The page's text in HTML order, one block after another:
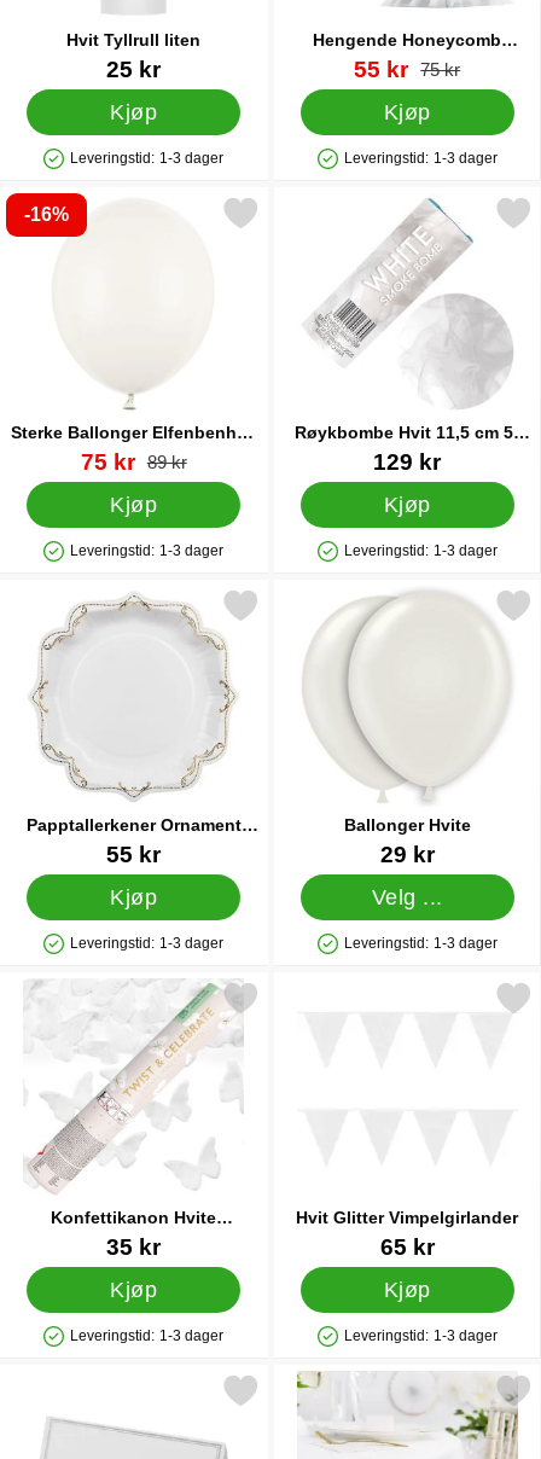
Hvit Tyllrull liten
Varenummer 28767
25 kr
Kjøp
Produkttilgjengelighet: På lager
Leveringstid: 1-3 dager
Hengende Honeycomb
Spøkelse 2-pakning
Varenummer 86900
ny pris
55 kr gammel pris
75 kr
Kjøp
Produkttilgjengelighet: På lager
Leveringstid: 1-3 dager
-16%
Sterke Ballonger Elfenbenhvit
Pastell 23 cm 100-pakning
Varenummer 87186
ny pris
75 kr gammel pris
89 kr
Kjøp
Produkttilgjengelighet: På lager
Leveringstid: 1-3 dager
Ballonger Elfenbenhvit Pastell 23 cm 100-pakning som
Røykbombe Hvit 11,5 cm 5-
pakning
Varenummer 91418
129 kr
Kjøp
Produkttilgjengelighet: På lager
Leveringstid: 1-3 dager
Merk røykbombe Hvit 11,5
Papptallerkener Ornament
Gull/Hvit 26 cm 6-pakning
Varenummer 90741
55 kr
Kjøp
Produkttilgjengelighet: På lager
Leveringstid: 1-3 dager
Ornament Gull/Hvit 26 cm 6-pakning som favoritt
Ballonger Hvite
Varenummer 5006
29 kr
Velg ...
Produkttilgjengelighet: På lager
Leveringstid: 1-3 dager
Merk ballonger
Konfettikanon Hvite
Sommerfugler 20 cm
Varenummer 87966
35 kr
Kjøp
Produkttilgjengelighet: På lager
Leveringstid: 1-3 dager
konfettikanon Hvite Sommerfugler 20 cm som favoritt
Hvit Glitter Vimpelgirlander
Varenummer 17347
65 kr
Kjøp
Produkttilgjengelighet: På lager
Leveringstid: 1-3 dager
Merk hvit Glitter
Merk bordkort som favoritt Merk rund Duk Hvit